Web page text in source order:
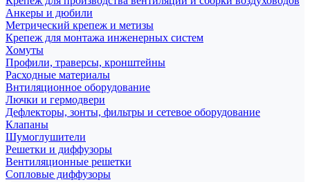
Анкеры и дюбили
Метрический крепеж и метизы
Крепеж для монтажа инженерных систем
Хомуты
Профили, траверсы, кронштейны
Расходные материалы
Внтиляционное оборудование
Лючки и гермодвери
Дефлекторы, зонты, фильтры и сетевое оборудование
Клапаны
Шумоглушители
Решетки и диффузоры
Вентиляционные решетки
Сопловые диффузоры